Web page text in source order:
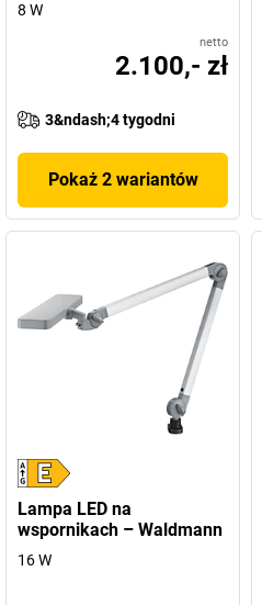
8 W
netto
2.100,- zł
3&ndash;4 tygodni
Pokaż 2 wariantów
Lampa LED na
wspornikach – Waldmann
16 W